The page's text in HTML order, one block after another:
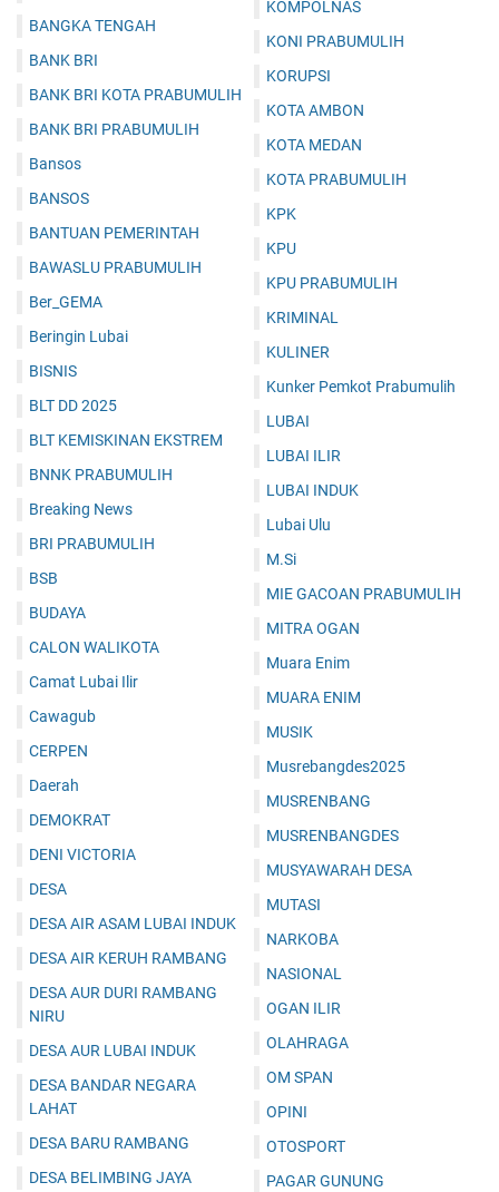
BANGKA TENGAH
BANK BRI
BANK BRI KOTA PRABUMULIH
BANK BRI PRABUMULIH
Bansos
BANSOS
BANTUAN PEMERINTAH
BAWASLU PRABUMULIH
Ber_GEMA
Beringin Lubai
BISNIS
BLT DD 2025
BLT KEMISKINAN EKSTREM
BNNK PRABUMULIH
Breaking News
BRI PRABUMULIH
BSB
BUDAYA
CALON WALIKOTA
Camat Lubai Ilir
Cawagub
CERPEN
Daerah
DEMOKRAT
DENI VICTORIA
DESA
DESA AIR ASAM LUBAI INDUK
DESA AIR KERUH RAMBANG
DESA AUR DURI RAMBANG
NIRU
DESA AUR LUBAI INDUK
DESA BANDAR NEGARA
LAHAT
DESA BARU RAMBANG
DESA BELIMBING JAYA
KOMPOLNAS
KONI PRABUMULIH
KORUPSI
KOTA AMBON
KOTA MEDAN
KOTA PRABUMULIH
KPK
KPU
KPU PRABUMULIH
KRIMINAL
KULINER
Kunker Pemkot Prabumulih
LUBAI
LUBAI ILIR
LUBAI INDUK
Lubai Ulu
M.Si
MIE GACOAN PRABUMULIH
MITRA OGAN
Muara Enim
MUARA ENIM
MUSIK
Musrebangdes2025
MUSRENBANG
MUSRENBANGDES
MUSYAWARAH DESA
MUTASI
NARKOBA
NASIONAL
OGAN ILIR
OLAHRAGA
OM SPAN
OPINI
OTOSPORT
PAGAR GUNUNG